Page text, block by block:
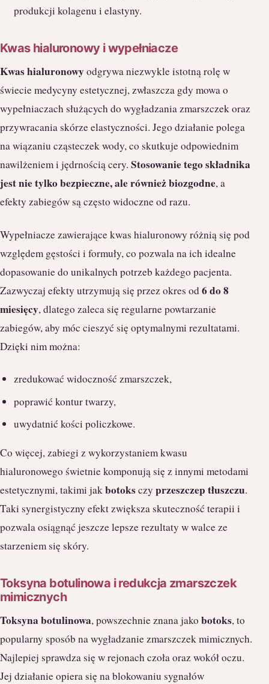
produkcji kolagenu i elastyny.
Kwas hialuronowy i wypełniacze
Kwas hialuronowyodgrywa niezwykle istotną rolę w
świecie medycyny estetycznej, zwłaszcza gdy mowa o
wypełniaczach służących do wygładzania zmarszczek oraz
przywracania skórze elastyczności. Jego działanie polega
na wiązaniu cząsteczek wody, co skutkuje odpowiednim
nawilżeniem i jędrnością cery. Stosowanie tego składnika
jest nie tylko bezpieczne, ale również biozgodne, a
efekty zabiegów są często widoczne od razu.
Wypełniacze zawierające kwas hialuronowy różnią się pod
względem gęstości i formuły, co pozwala na ich idealne
dopasowanie do unikalnych potrzeb każdego pacjenta.
Zazwyczaj efekty utrzymują się przez okres od6 do 8
miesięcy, dlatego zaleca się regularne powtarzanie
zabiegów, aby móc cieszyć się optymalnymi rezultatami.
Dzięki nim można:
zredukować widoczność zmarszczek,
poprawić kontur twarzy,
uwydatnić kości policzkowe.
Co więcej, zabiegi z wykorzystaniem kwasu
hialuronowego świetnie komponują się z innymi metodami
estetycznymi, takimi jakbotoksczy przeszczep tłuszczu.
Taki synergistyczny efekt zwiększa skuteczność terapii i
pozwala osiągnąć jeszcze lepsze rezultaty w walce ze
starzeniem się skóry.
Toksyna botulinowa i redukcja zmarszczek
mimicznych
Toksyna botulinowa, powszechnie znana jako botoks, to
popularny sposób na wygładzanie zmarszczek mimicznych.
Najlepiej sprawdza się w rejonach czoła oraz wokół oczu.
Jej działanie opiera się na blokowaniu sygnałów